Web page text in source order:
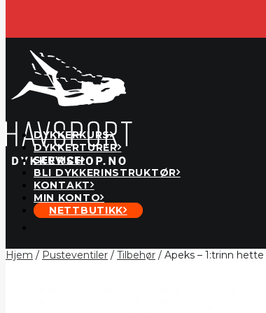
DYKKERKURS
DYKKERTURER
SERVICE
BLI DYKKERINSTRUKTØR
KONTAKT
MIN KONTO
NETTBUTIKK
Hjem / Pusteventiler / Tilbehør / Apeks – 1:trinn